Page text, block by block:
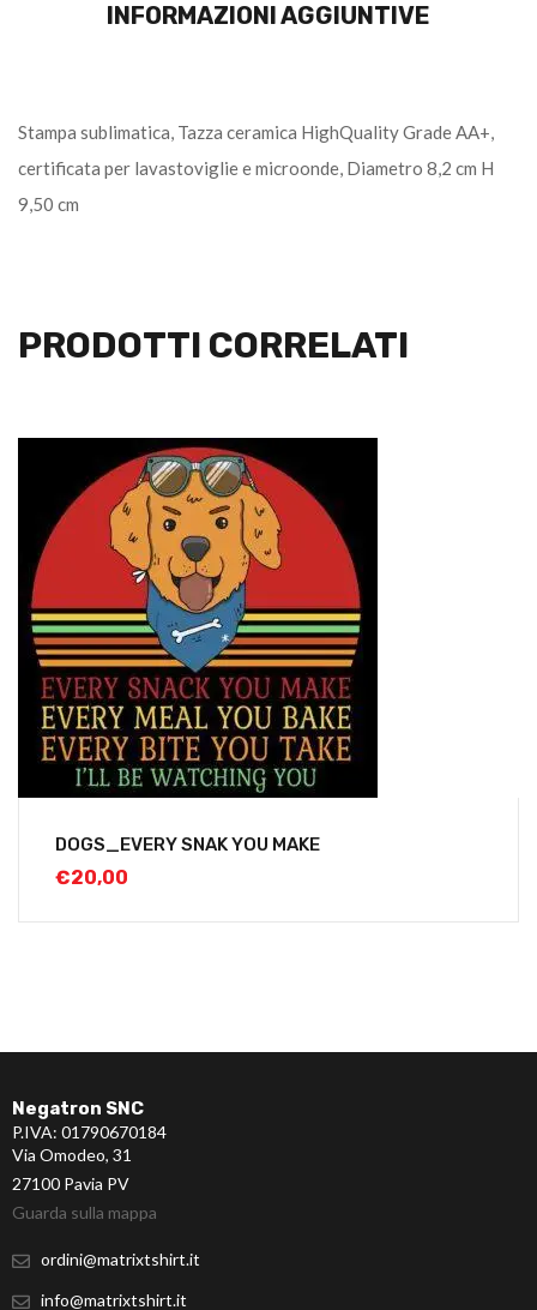
INFORMAZIONI AGGIUNTIVE
Stampa sublimatica, Tazza ceramica HighQuality Grade AA+,
certificata per lavastoviglie e microonde, Diametro 8,2 cm H
9,50 cm
PRODOTTI CORRELATI
DOGS_EVERY SNAK YOU MAKE
€20,00
Negatron SNC
P.IVA: 01790670184
Via Omodeo, 31
27100 Pavia PV
Guarda sulla mappa
ordini@matrixtshirt.it
info@matrixtshirt.it